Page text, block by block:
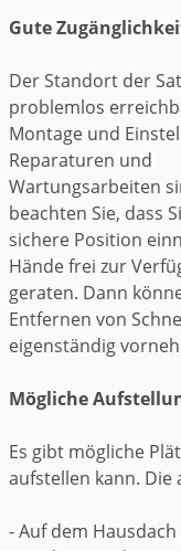
Gute
Der Standort der
problemlos
Montage und
Reparaturen und
Wartungsarbeiten
beachten Sie, dass
sichere Position
Hände frei zur
geraten. Dann
Entfernen von
eigenständig
Mögliche
Es gibt mögliche
aufstellen kann. Die
- Auf dem Hausdach